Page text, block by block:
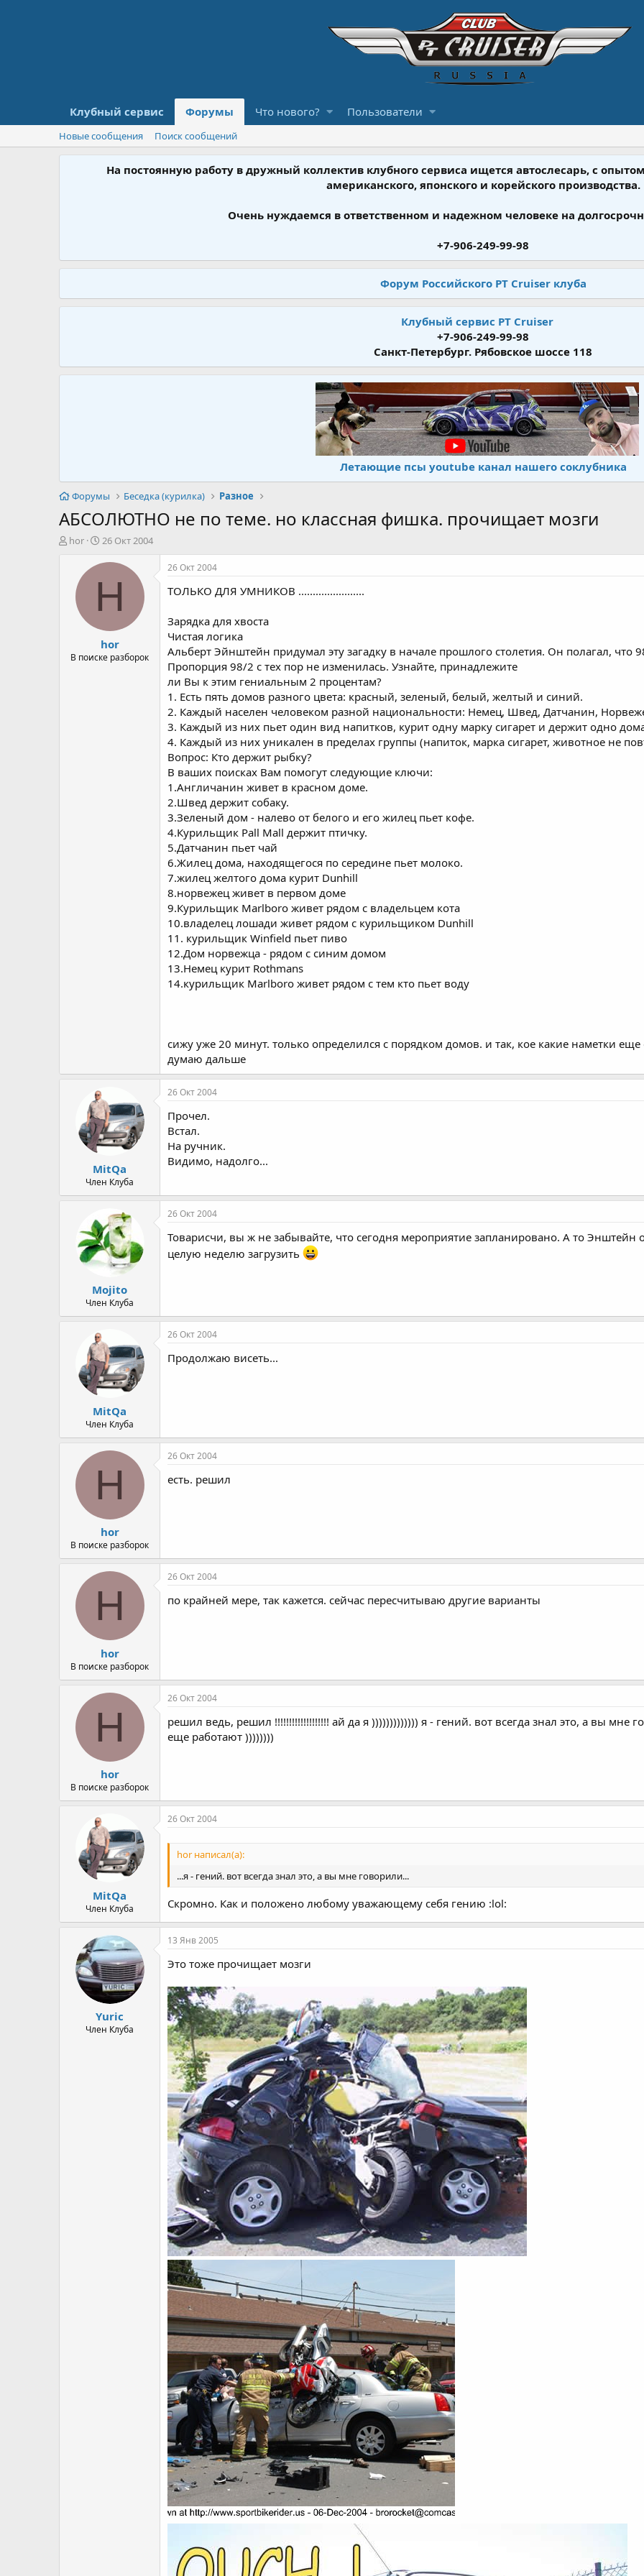
Клубный сервис Форумы Что нового? Пользователи
Новые сообщения Поиск сообщений
На постоянную работу в дружный коллектив клубного сервиса ищется автослесарь, с
американского, японского и корейского производства.
Очень нуждаемся в ответственном и надежном человеке на
+7-906-249-99-98
Форум Российского PT Cruiser клуба
Клубный сервис PT Cruiser
+7-906-249-99-98
Санкт-Петербург. Рябовское шоссе 118
Летающие псы youtube канал нашего соклубника
Форумы Беседка (курилка) Разное
АБСОЛЮТНО не по теме. но классная фишка. прочищает мозги
А
hor
Д
т
н
а
л
а
26 Окт 2004
H
hor
В поиске разборок
26 Окт 2004
ТОЛЬКО ДЛЯ УМНИКОВ .......................
Зарядка для хвоста
Чистая логика
Альберт Эйнштейн придумал эту загадку в начале прошлого столетия. Он полагал, что
Пропорция 98/2 с тех пор не изменилась. Узнайте, принадлежите
ли Вы к этим гениальным 2 процентам?
1. Есть пять домов разного цвета: красный, зеленый, белый, желтый и синий.
2. Каждый населен человеком разной национальности: Немец, Швед, Датчанин,
3. Каждый из них пьет один вид напитков, курит одну марку сигарет и держит одно
4. Каждый из них уникален в пределах группы (напиток, марка сигарет, животное не
Вопрос: Кто держит рыбку?
В ваших поисках Вам помогут следующие ключи:
1.Англичанин живет в красном доме.
2.Швед держит собаку.
3.Зеленый дом - налево от белого и его жилец пьет кофе.
4.Курильщик Pall Mall держит птичку.
5.Датчанин пьет чай
6.Жилец дома, находящегося по середине пьет молоко.
7.жилец желтого дома курит Dunhill
8.норвежец живет в первом доме
9.Курильщик Marlboro живет рядом с владельцем кота
10.владелец лошади живет рядом с курильщиком Dunhill
11. курильщик Winfield пьет пиво
12.Дом норвежца - рядом с синим домом
13.Немец курит Rothmans
14.курильщик Marlboro живет рядом с тем кто пьет воду
сижу уже 20 минут. только определился с порядком домов. и так, кое какие наметки еще
думаю дальше
MitQa
Член Клуба
26 Окт 2004
Прочел.
Встал.
На ручник.
Видимо, надолго...
Mojito
Член Клуба
26 Окт 2004
Товарисчи, вы ж не забывайте, что сегодня мероприятие запланировано. А то
целую неделю загрузить
MitQa
Член Клуба
26 Окт 2004
Продолжаю висеть...
H
hor
В поиске разборок
26 Окт 2004
есть. решил
H
hor
В поиске разборок
26 Окт 2004
по крайней мере, так кажется. сейчас пересчитываю другие варианты
H
hor
В поиске разборок
26 Окт 2004
решил ведь, решил !!!!!!!!!!!!!!!!!!! ай да я ))))))))))))) я - гений. вот всегда знал это, а вы мне
еще работают ))))))))
MitQa
Член Клуба
26 Окт 2004
hor написал(а):
...я - гений. вот всегда знал это, а вы мне говорили...
Скромно. Как и положено любому уважающему себя гению :lol:
Yuric
Член Клуба
13 Янв 2005
Это тоже прочищает мозги